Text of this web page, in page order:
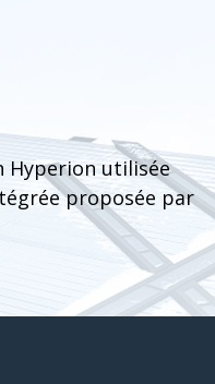
Hyperion utilisée
proposée par